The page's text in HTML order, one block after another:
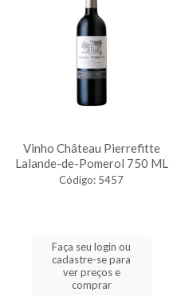
Vinho Château Pierrefitte
Lalande-de-Pomerol 750 ML
Código: 5457
Faça seu login ou
cadastre-se para
ver preços e
comprar